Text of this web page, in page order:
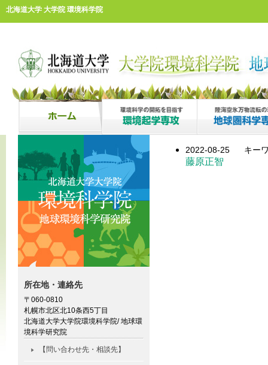
北海道大学 大学院 環境科学院
2022-08-25 キー
藤原正智
所在地・連絡先
〒060-0810
札幌市北区北10条西5丁目
北海道大学大学院環境科学院/ 地球環
境科学研究院
【問い合わせ先・相談先】